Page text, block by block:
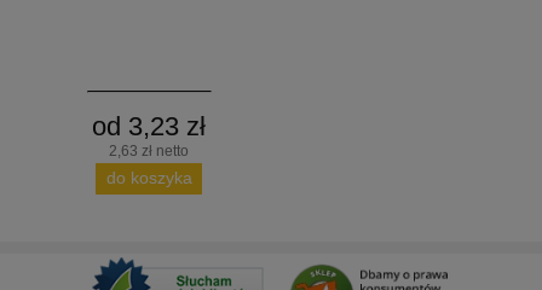
od 3,23 zł
2,63 zł netto
do koszyka